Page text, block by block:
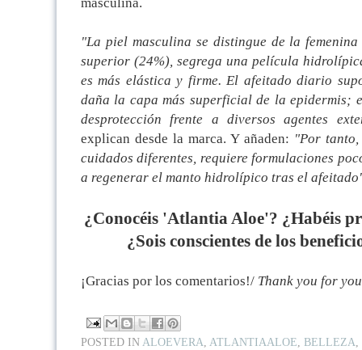
"La piel masculina se distingue de la
superior (24%), segrega una película
es más elástica y firme. El afeitado diario
daña la capa más superficial de la epidermis;
desprotección frente a diversos agentes
explican desde la marca. Y añaden: "Por tanto,
cuidados diferentes, requiere formulaciones
a regenerar el manto hidrolípico tras el
¿Conocéis 'Atlantia Aloe'? ¿Habéis
¿Sois conscientes de los
¡Gracias por los comentarios!/ Thank you for
POSTED IN ALOEVERA, ATLANTIAALOE, BELLEZA,